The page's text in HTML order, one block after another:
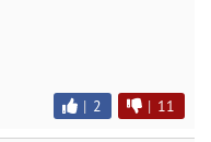
| 2 | 11